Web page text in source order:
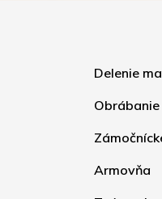
Delenie
Armovňa